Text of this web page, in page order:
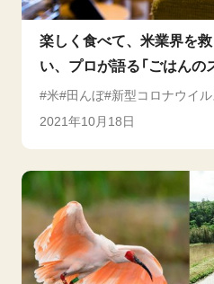
楽しく食べて、米業界を
い、プロが語る「ごはんの
米 田んぼ 新型コロナウイル
2021年10月18日